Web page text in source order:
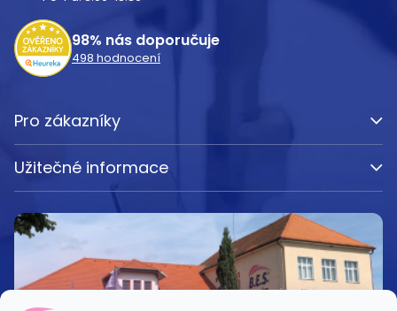
98% nás doporučuje
498 hodnocení
Pro zákazníky
Užitečné informace